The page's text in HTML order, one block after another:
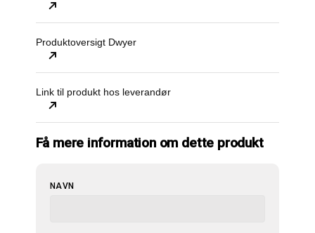
Produktoversigt Dwyer
Link til produkt hos leverandør
Få mere information om dette produkt
NAVN